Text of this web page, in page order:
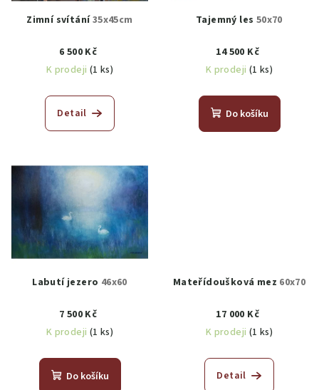
Zimní svítání35x45cm
6 500 Kč
K prodeji (1 ks)
Detail
Tajemný les 50x70
14 500 Kč
K prodeji (1 ks)
Do košíku
Labutí jezero 46x60
7 500 Kč
K prodeji (1 ks)
Do košíku
Mateřídoušková mez 60x70
17 000 Kč
K prodeji (1 ks)
Detail